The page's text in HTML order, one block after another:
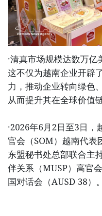
·清真市场规模达数万亿
这不仅为越南企业开辟
力，推动企业转向绿色
从而提升其在全球价值
·2026年6月2日至3日
官会（SOM）越南代表
东盟秘书处总部联合主
伴关系（MUSP）高官
国对话会（AUSD 38）